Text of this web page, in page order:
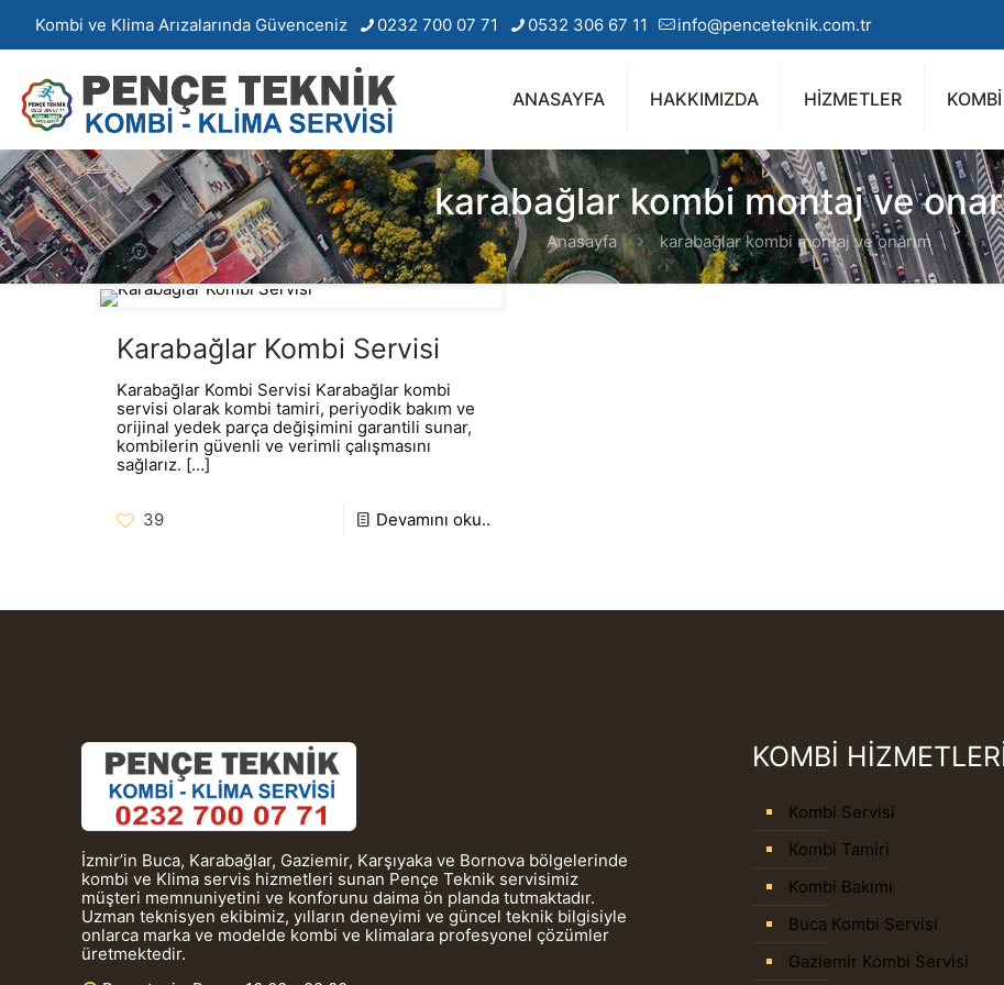
Kombi ve Klima Arızalarında Güvenceniz 0232 700 07 71 0532 306 67 11 info@penceteknik.com.tr
ANASAYFA HAKKIMIZDA HİZMETLER
karabağlar kombi montaj ve
Anasayfa karabağlar kombi montaj ve onarım
Karabağlar Kombi Servisi
Karabağlar Kombi Servisi Karabağlar kombi
servisi olarak kombi tamiri, periyodik bakım ve
orijinal yedek parça değişimini garantili sunar,
kombilerin güvenli ve verimli çalışmasını
sağlarız. […]
39 Devamını oku..
İzmir’in Buca, Karabağlar, Gaziemir, Karşıyaka ve Bornova bölgelerinde
kombi ve Klima servis hizmetleri sunan Pençe Teknik servisimiz
müşteri memnuniyetini ve konforunu daima ön planda tutmaktadır.
Uzman teknisyen ekibimiz, yılların deneyimi ve güncel teknik bilgisiyle
onlarca marka ve modelde kombi ve klimalara profesyonel çözümler
üretmektedir.
KOMBİ
Kombi Servisi
Kombi Tamiri
Kombi Bakımı
Buca Kombi Servisi
Gaziemir Kombi Servisi